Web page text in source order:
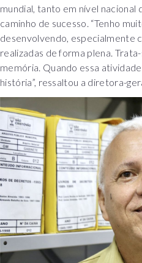
mundial, tanto em nível
caminho de sucesso. “Tenho
desenvolvendo, especialmente
realizadas de forma plena.
memória. Quando essa
história”, ressaltou a diretora-